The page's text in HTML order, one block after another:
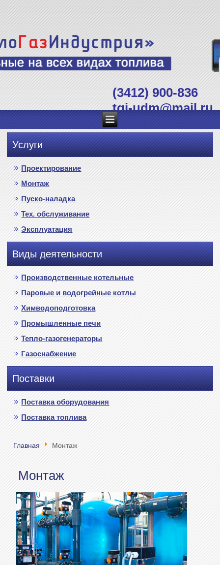
(3412) 900-836
tgi-udm@mail.ru
Услуги
Проектирование
Монтаж
Пуско-наладка
Тех. обслуживание
Эксплуатация
Виды деятельности
Производственные котельные
Паровые и водогрейные котлы
Химводоподготовка
Промышленные печи
Тепло-газогенераторы
Газоснабжение
Поставки
Поставка оборудования
Поставка топлива
Главная Монтаж
Монтаж